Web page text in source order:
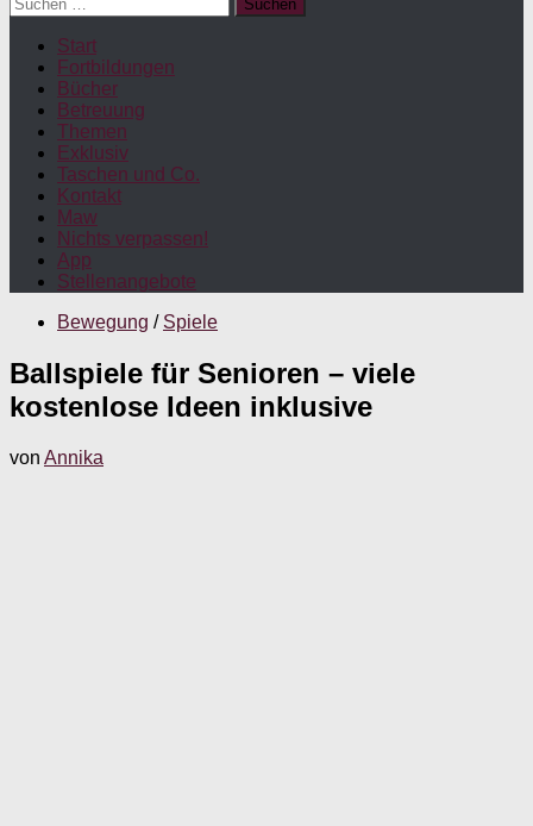
nach:
Start
Fortbildungen
Bücher
Betreuung
Themen
Exklusiv
Taschen und Co.
Kontakt
Maw
Nichts verpassen!
App
Stellenangebote
Bewegung / Spiele
Ballspiele für Senioren – viele
kostenlose Ideen inklusive
von Annika